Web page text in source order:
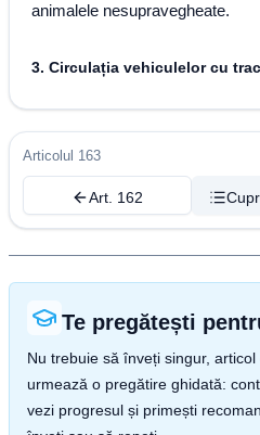
animalele nesupravegheate.
3. Circulația vehiculelor cu
Articolul 163
Art. 162
Te pregătești
Nu trebuie să înveți singur,
urmează o pregătire ghidată:
vezi progresul și primești